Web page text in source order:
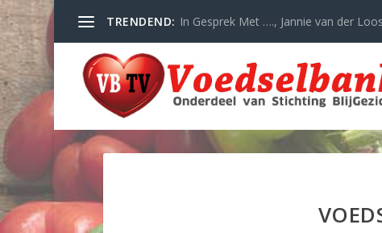
TRENDEND: In Gesprek Met …., Jannie van der